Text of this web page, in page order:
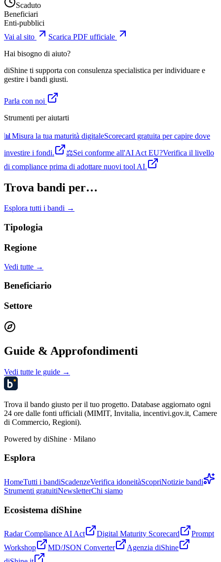
Scaduto
Beneficiari
Enti-pubblici
Vai al sito
Scarica PDF ufficiale
Hai bisogno di aiuto?
diShine ti supporta con consulenza specialistica per individuare e
gestire i bandi giusti.
Parla con noi
Strumenti per aiutarti
📊 Misura la tua maturità digitaleScorecard gratuita per capire dove
investire i fondi.
⚖️Sei conforme all'AI Act EU?Verifica il livello
di compliance prima di adottare nuovi tool AI.
Trova bandi per…
Esplora tutti i bandi →
Tipologia
Regione
Vedi tutte →
Beneficiario
Settore
Guide & Approfondimenti
Vedi tutte le guide →
Trova il bando giusto per il tuo progetto. Database aggiornato ogni
24 ore dalle fonti ufficiali (MIMIT, Invitalia, incentivi.gov.it, Camere
di Commercio, Regioni).
Powered by diShine · Milano
Esplora
HomeTutti i bandiScadenzeVerifica idoneitàScopriNotizie bandi
Strumenti gratuitiNewsletterChi siamo
Ecosistema diShine
Radar Compliance AI Act Digital Maturity Scorecard
Prompt
Workshop
MD/JSON Converter
Agenzia diShine